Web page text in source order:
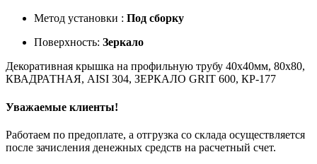
Метод установки : Под сборку
Поверхность: Зеркало
Декоративная крышка на профильную трубу 40x40мм, 80х80,
КВАДРАТНАЯ, AISI 304, ЗЕРКАЛО GRIT 600, КР-177
Уважаемые клиенты!
Работаем по предоплате, а отгрузка со склада осуществляется
после зачисления денежных средств на расчетный счет.